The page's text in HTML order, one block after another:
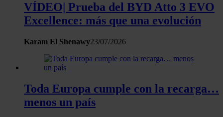
VÍDEO| Prueba del BYD Atto 3 EVO
Excellence: más que una evolución
Karam El Shenawy23/07/2026
Toda Europa cumple con la recarga…
menos un país